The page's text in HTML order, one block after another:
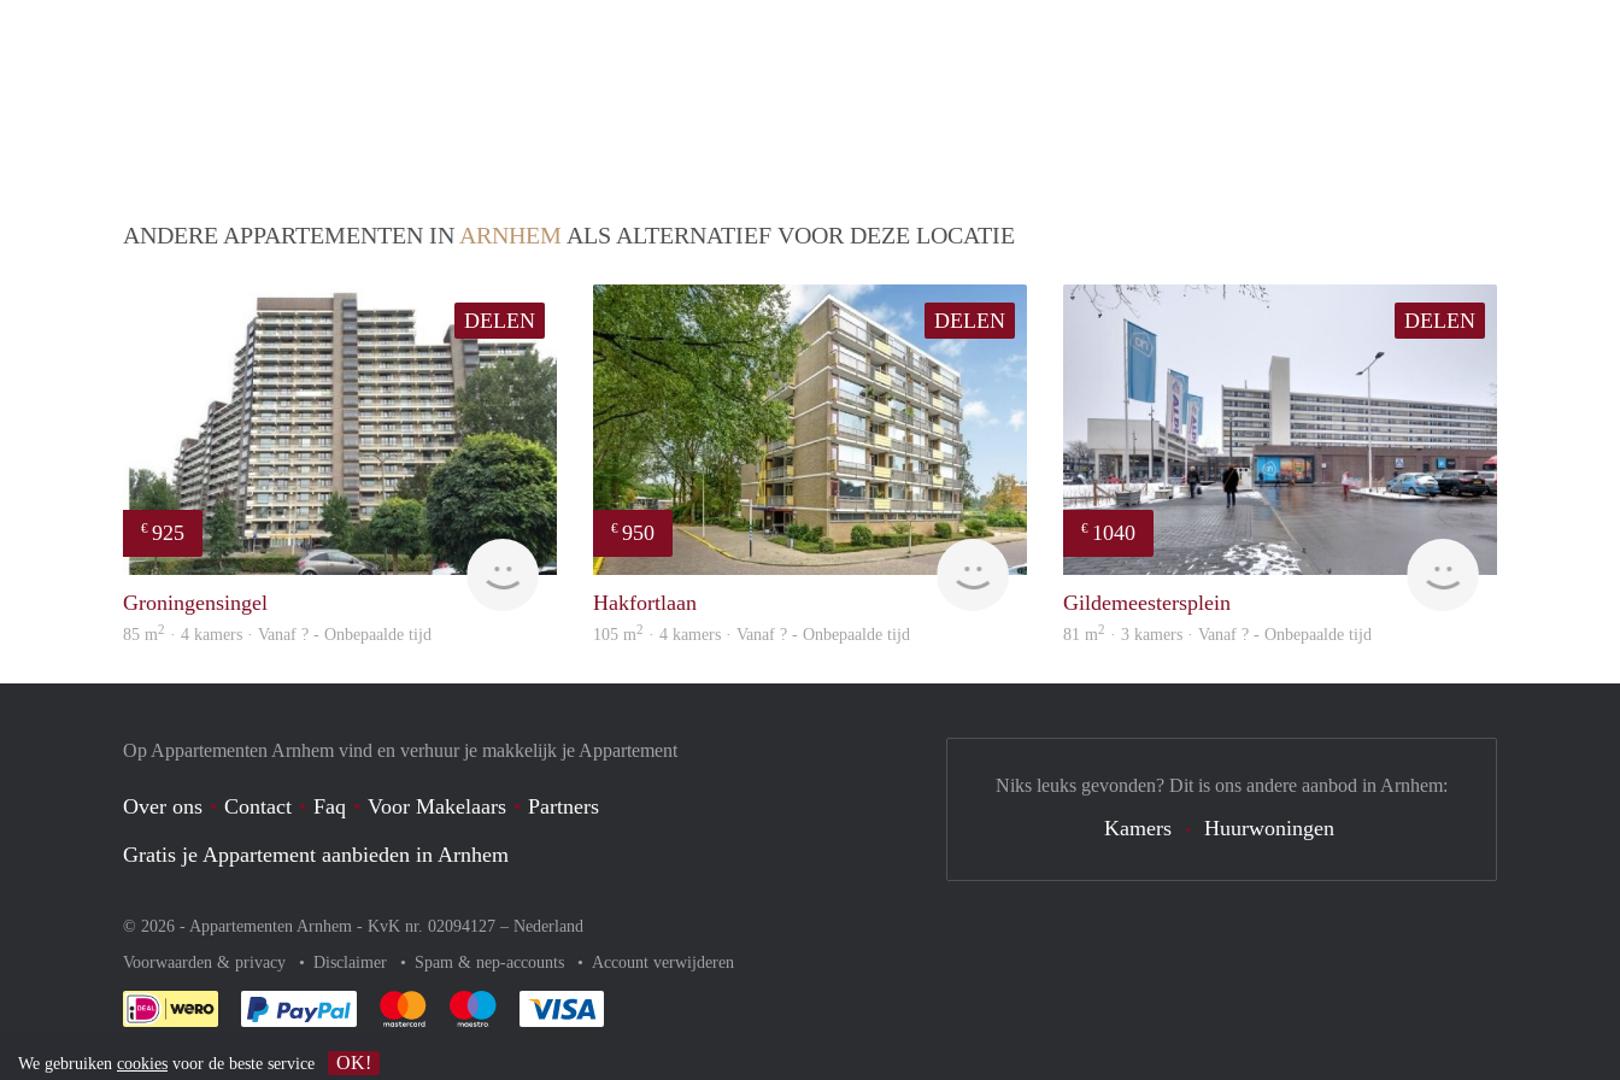
ANDERE APPARTEMENTEN IN ARNHEM ALS ALTERNATIEF VOOR DEZE LOCATIE
DELEN
€ 925
finder
Groningensingel
85 m2 · 4 kamers · Vanaf ? - Onbepaalde tijd
DELEN
€ 950
Hakfortlaan
105 m2 · 4 kamers · Vanaf ? - Onbepaalde tijd
DELEN
€ 1040
Gildemeestersplein
81 m2 · 3 kamers · Vanaf ? - Onbepaalde tijd
Op Appartementen Arnhem vind en verhuur je makkelijk je Appartement
Over ons Contact Faq Voor Makelaars
Partners
Gratis je Appartement aanbieden in Arnhem
© 2026 - Appartementen Arnhem - KvK nr. 02094127 – Nederland
Voorwaarden & privacy
Disclaimer Spam & nep-accounts Account verwijderen
Je rekent gemakkelijk af met Paypal
Je rekent gemakkelijk af met Mastercard
Je rekent gemakkelijk af met Meastro
Niks leuks gevonden? Dit is ons andere aanbod in Arnhem:
Kamers Huurwoningen
We gebruiken cookies voor de beste service OK!